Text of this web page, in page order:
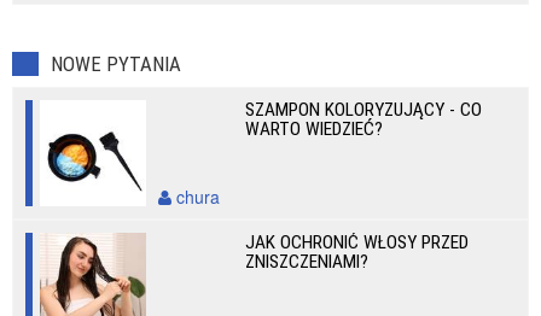
NOWE PYTANIA
SZAMPON KOLORYZUJĄCY - CO
WARTO WIEDZIEĆ?
chura
JAK OCHRONIĆ WŁOSY PRZED
ZNISZCZENIAMI?